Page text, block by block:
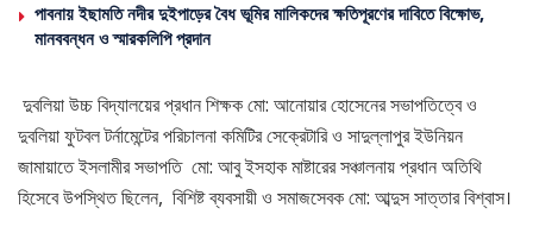
পাবনায় ইছামতি নদীর দুইপাড়ের বৈধ ভূমির মালিকদের ক্ষতিপূরণের দাবিতে বিক্ষোভ,
মানববন্ধন ও স্মারকলিপি প্রদান
দুবলিয়া উচ্চ বিদ্যালয়ের প্রধান শিক্ষক মো: আনোয়ার হোসেনের সভাপতিত্বে ও
দুবলিয়া ফুটবল টর্নামেন্টের পরিচালনা কমিটির সেক্রেটারি ও সাদুল্লাপুর ইউনিয়ন
জামায়াতে ইসলামীর সভাপতি মো: আবু ইসহাক মাষ্টারের সঞ্চালনায় প্রধান অতিথি
হিসেবে উপস্থিত ছিলেন, বিশিষ্ট ব্যবসায়ী ও সমাজসেবক মো: আব্দুস সাত্তার বিশ্বাস।